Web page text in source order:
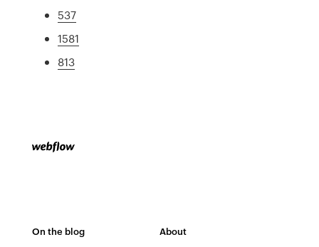
537
1581
813
On the blog About